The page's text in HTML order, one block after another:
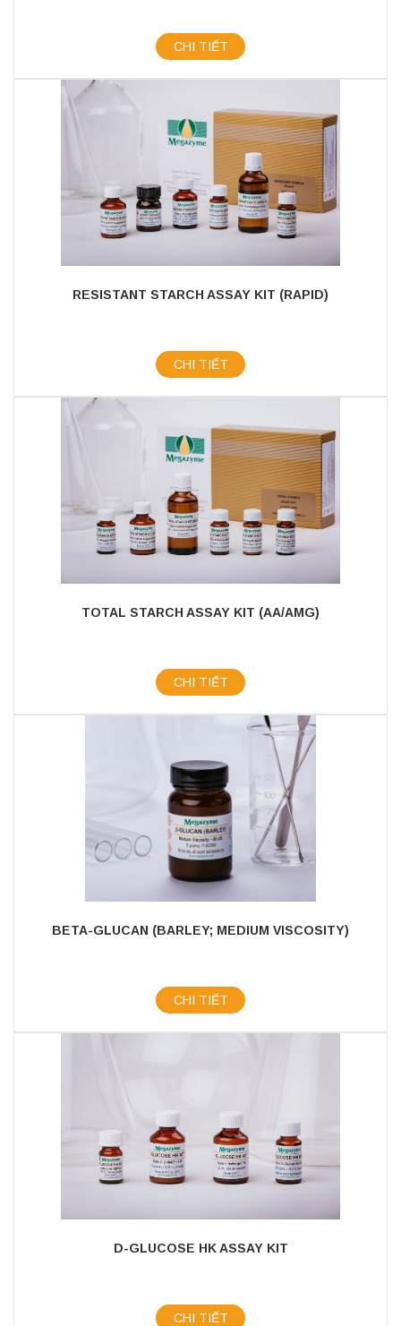
CHI TIẾT
RESISTANT STARCH ASSAY KIT (RAPID)
CHI TIẾT
TOTAL STARCH ASSAY KIT (AA/AMG)
CHI TIẾT
BETA-GLUCAN (BARLEY; MEDIUM VISCOSITY)
CHI TIẾT
D-GLUCOSE HK ASSAY KIT
CHI TIẾT